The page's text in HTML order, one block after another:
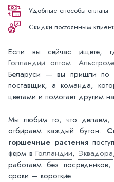
Удобные способы оплаты
Скидки постоянным
Если вы сейчас ищете,
Голландии оптом:
Беларуси — вы пришли
поставщик, а команда,
цветами и помогает другим
Мы любим то, что делаем,
отбираем каждый бутон.
горшечные растения
ферм в Голландии, Эквадора
работаем без
сроки — короткие.